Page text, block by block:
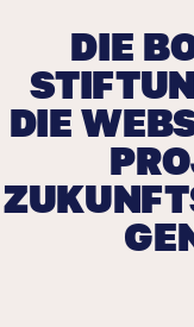
DIE
DIE